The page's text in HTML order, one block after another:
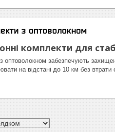
з оптоволокном
комплекти для
оптоволокном забезпечують
на відстані до 10 км без втрати